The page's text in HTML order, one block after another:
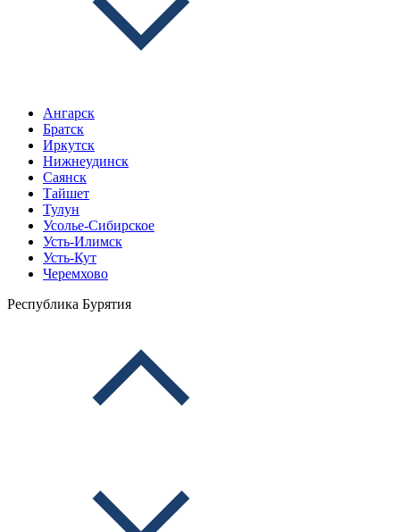
Ангарск
Братск
Иркутск
Нижнеудинск
Саянск
Тайшет
Тулун
Усолье-Сибирское
Усть-Илимск
Усть-Кут
Черемхово
Республика Бурятия